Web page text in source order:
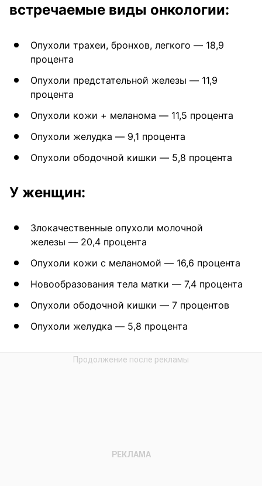
встречаемые виды онкологии:
Опухоли трахеи, бронхов, легкого — 18,9
процента
Опухоли предстательной железы — 11,9
процента
Опухоли кожи + меланома — 11,5 процента
Опухоли желудка — 9,1 процента
Опухоли ободочной кишки — 5,8 процента
У женщин:
Злокачественные опухоли молочной
железы — 20,4 процента
Опухоли кожи с меланомой — 16,6 процента
Новообразования тела матки — 7,4 процента
Опухоли ободочной кишки — 7 процентов
Опухоли желудка — 5,8 процента